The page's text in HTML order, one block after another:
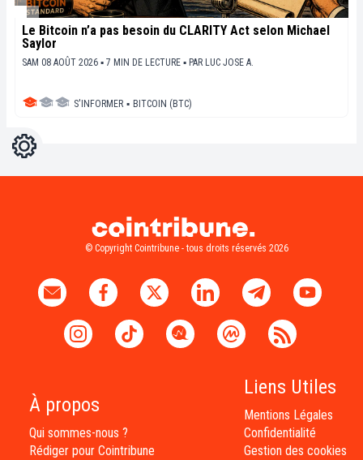
Le Bitcoin n’a pas besoin du CLARITY Act selon Michael
Saylor
SAM 08 AOÛT 2026 ▪ 7 MIN DE LECTURE ▪ PAR LUC JOSE A.
S'INFORMER ▪ BITCOIN (BTC)
Réglages
© Copyright Cointribune - tous droits réservés 2026
À propos
Qui sommes-nous ?
Rédiger pour Cointribune
Liens Utiles
Mentions Légales
Confidentialité
Gestion des cookies